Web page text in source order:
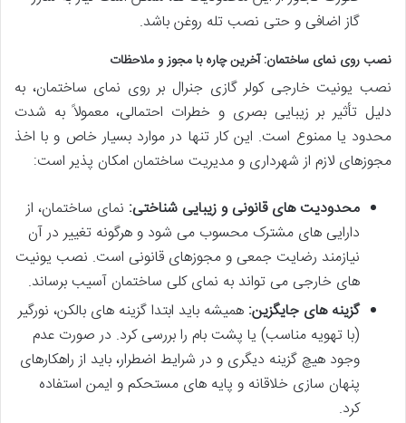
گاز اضافی و حتی نصب تله روغن باشد.
نصب روی نمای ساختمان: آخرین چاره با مجوز و ملاحظات
نصب یونیت خارجی کولر گازی جنرال بر روی نمای ساختمان، به
دلیل تأثیر بر زیبایی بصری و خطرات احتمالی، معمولاً به شدت
محدود یا ممنوع است. این کار تنها در موارد بسیار خاص و با اخذ
مجوزهای لازم از شهرداری و مدیریت ساختمان امکان پذیر است:
محدودیت های قانونی و زیبایی شناختی: نمای ساختمان، از
دارایی های مشترک محسوب می شود و هرگونه تغییر در آن
نیازمند رضایت جمعی و مجوزهای قانونی است. نصب یونیت
های خارجی می تواند به نمای کلی ساختمان آسیب برساند.
گزینه های جایگزین: همیشه باید ابتدا گزینه های بالکن، نورگیر
(با تهویه مناسب) یا پشت بام را بررسی کرد. در صورت عدم
وجود هیچ گزینه دیگری و در شرایط اضطرار، باید از راهکارهای
پنهان سازی خلاقانه و پایه های مستحکم و ایمن استفاده
کرد.